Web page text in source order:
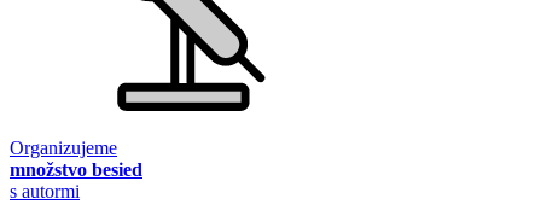
Organizujeme
množstvo besied
s autormi